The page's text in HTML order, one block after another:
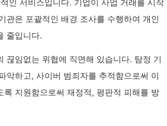
관은 포괄적인 배경 조사를 수행하여 개인
줄입니다.
끊임없는 위협에 직면해 있습니다. 탐정 기
악하고, 사이버 범죄자를 추적함으로써 이
지원함으로써 재정적, 평판적 피해를 방